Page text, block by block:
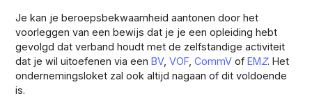
Je kan je beroepsbekwaamheid aantonen door het
voorleggen van een bewijs dat je je een opleiding hebt
gevolgd dat verband houdt met de zelfstandige activiteit
dat je wil uitoefenen via eenBV,VOF ,CommVofEMZ. Het
ondernemingsloket zal ook altijd nagaan of dit voldoende
is.